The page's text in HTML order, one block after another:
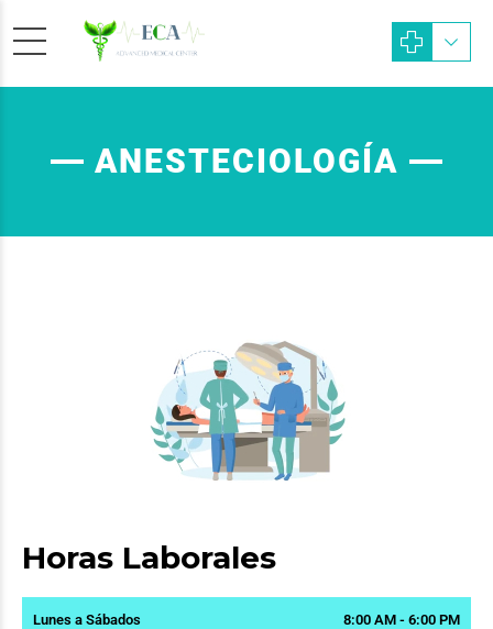
ANESTECIOLOGÍA
Horas Laborales
Lunes a Sábados 8:00 AM - 6:00 PM